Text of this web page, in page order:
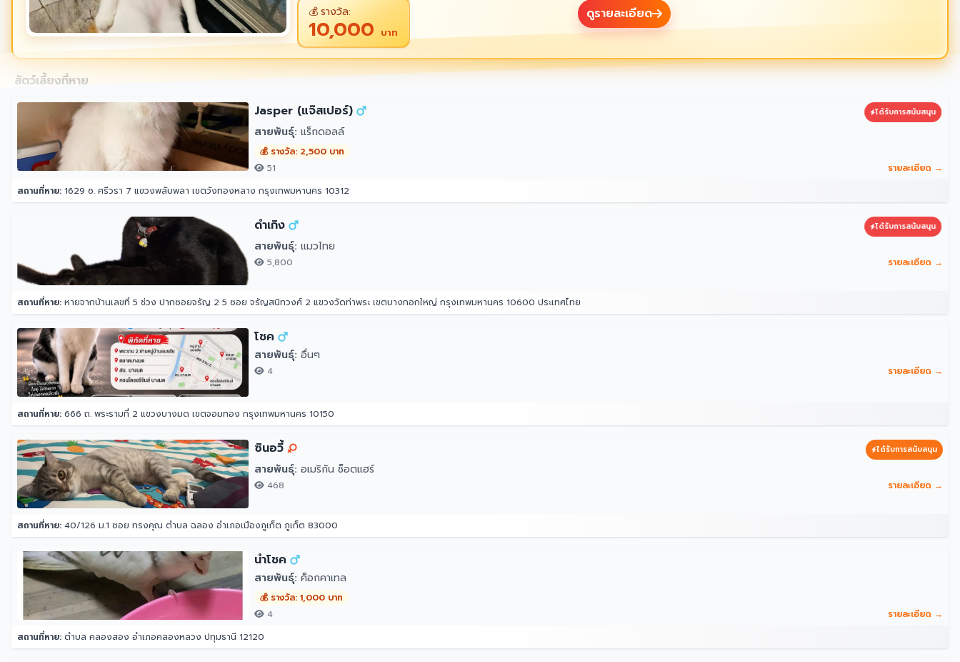
💰 รางวัล:
10,000 บาท
ดูรายละเอียด
สัตว์เลี้ยงที่หาย
Jasper (แจ๊สเปอร์)
ได้รับการสนับสนุน
สายพันธุ์: แร็กดอลล์
💰 รางวัล: 2,500 บาท
51
รายละเอียด →
สถานที่หาย: 1629 ซ. ศรีวรา 7 แขวงพลับพลา เขตวังทองหลาง กรุงเทพมหานคร 10312
ดำเกิง ได้รับการสนับสนุน
สายพันธุ์: แมวไทย
5,800 รายละเอียด →
สถานที่หาย: หายจากบ้านเลขที่ 5 ช่วง ปากซอยจรัญ 2 5 ซอย จรัญสนิทวงศ์ 2 แขวงวัดท่าพระ เขตบางกอกใหญ่ กรุงเทพมหานคร 10600 ประเทศไทย
โชค
สายพันธุ์: อื่นๆ
4 รายละเอียด →
สถานที่หาย: 666 ถ. พระรามที่ 2 แขวงบางมด เขตจอมทอง กรุงเทพมหานคร 10150
ซินอวี้ ได้รับการสนับสนุน
สายพันธุ์: อเมริกัน ช็อตแฮร์
468 รายละเอียด →
สถานที่หาย: 40/126 ม.1 ซอย ทรงคุณ ตำบล ฉลอง อำเภอเมืองภูเก็ต ภูเก็ต 83000
นำโชค
สายพันธุ์: ค็อกคาเทล
💰 รางวัล: 1,000 บาท
4
รายละเอียด →
สถานที่หาย: ตำบล คลองสอง อำเภอคลองหลวง ปทุมธานี 12120